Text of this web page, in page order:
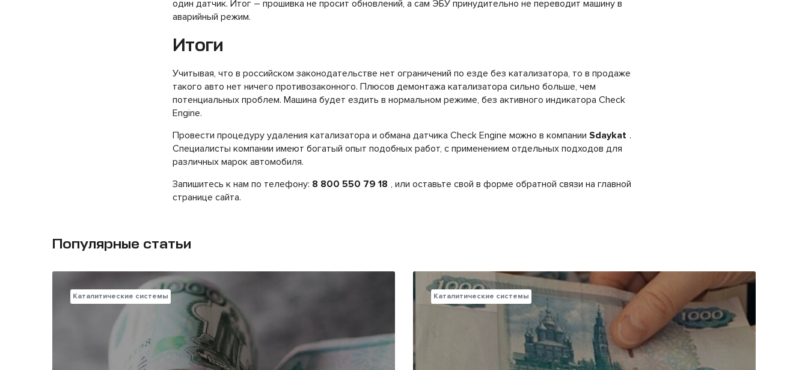
один датчик. Итог – прошивка не просит обновлений, а сам ЭБУ принудительно не переводит машину в
аварийный режим.
Итоги
Учитывая, что в российском законодательстве нет ограничений по езде без катализатора, то в продаже
такого авто нет ничего противозаконного. Плюсов демонтажа катализатора сильно больше, чем
потенциальных проблем. Машина будет ездить в нормальном режиме, без активного индикатора Check
Engine.
Провести процедуру удаления катализатора и обмана датчика Check Engine можно в компании Sdaykat .
Специалисты компании имеют богатый опыт подобных работ, с применением отдельных подходов для
различных марок автомобиля.
Запишитесь к нам по телефону: 8 800 550 79 18 , или оставьте свой в форме обратной связи на главной
странице сайта.
Популярные статьи
Каталитические системы Каталитические системы